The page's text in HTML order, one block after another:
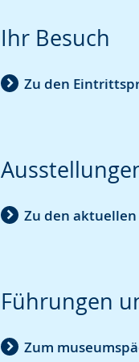
Ihr Besuch
Zu den
Zu den
Führungen
Zum